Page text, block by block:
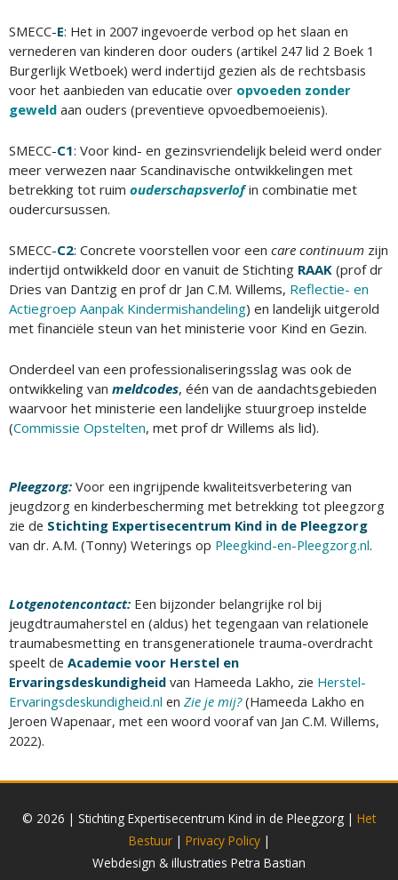
SMECC-E: Het in 2007 ingevoerde verbod op het slaan en
vernederen van kinderen door ouders (artikel 247 lid 2 Boek 1
Burgerlijk Wetboek) werd indertijd gezien als de rechtsbasis
voor het aanbieden van educatie over opvoeden zonder
geweld aan ouders (preventieve opvoedbemoeienis).
SMECC-C1: Voor kind- en gezinsvriendelijk beleid werd onder
meer verwezen naar Scandinavische ontwikkelingen met
betrekking tot ruim ouderschapsverlofin combinatie met
oudercursussen.
SMECC-C2: Concrete voorstellen voor een care continuum zijn
indertijd ontwikkeld door en vanuit de Stichting RAAK (prof dr
Dries van Dantzig en prof dr Jan C.M. Willems, Reflectie- en
Actiegroep Aanpak Kindermishandeling) en landelijk uitgerold
met financiële steun van het ministerie voor Kind en Gezin.
Onderdeel van een professionaliseringsslag was ook de
ontwikkeling van meldcodes, één van de aandachtsgebieden
waarvoor het ministerie een landelijke stuurgroep instelde
(Commissie Opstelten, met prof dr Willems als lid).
Pleegzorg: Voor een ingrijpende kwaliteitsverbetering van
jeugdzorg en kinderbescherming met betrekking tot pleegzorg
zie de Stichting Expertisecentrum Kind in de Pleegzorg
van dr. A.M. (Tonny) Weterings op Pleegkind-en-Pleegzorg.nl.
Lotgenotencontact: Een bijzonder belangrijke rol bij
jeugdtraumaherstel en (aldus) het tegengaan van relationele
traumabesmetting en transgenerationele trauma-overdracht
speelt de Academie voor Herstel en
Ervaringsdeskundigheid van Hameeda Lakho, zie Herstel-
Ervaringsdeskundigheid.nl en Zie je mij?(Hameeda Lakho en
Jeroen Wapenaar, met een woord vooraf van Jan C.M. Willems,
2022).
© 2026 | Stichting Expertisecentrum Kind in de Pleegzorg | Het
Bestuur| Privacy Policy|
Webdesign & illustraties Petra Bastian